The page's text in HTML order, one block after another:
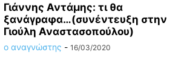
Γιάννης Αντάμης: τι θα
ξανάγραφα…(συνέντευξη στην
Γιούλη Αναστασοπούλου)
ο αναγνώστης - 16/03/2020